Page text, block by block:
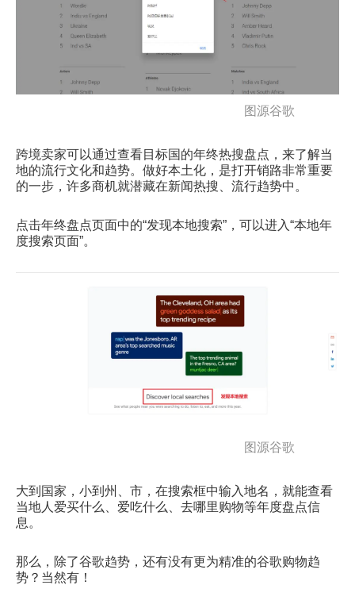
图源谷歌
跨境卖家可以通过查看目标国的年终热搜盘点，来了解当
地的流行文化和趋势。做好本土化，是打开销路非常重要
的一步，许多商机就潜藏在新闻热搜、流行趋势中。
点击年终盘点页面中的“发现本地搜索”，可以进入“本地年
度搜索页面”。
图源谷歌
大到国家，小到州、市，在搜索框中输入地名，就能查看
当地人爱买什么、爱吃什么、去哪里购物等年度盘点信
息。
那么，除了谷歌趋势，还有没有更为精准的谷歌购物趋
势？当然有！